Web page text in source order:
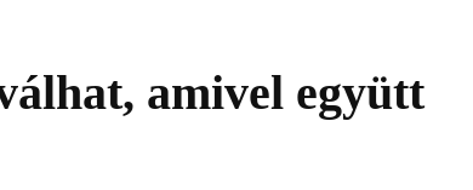
amivel együtt